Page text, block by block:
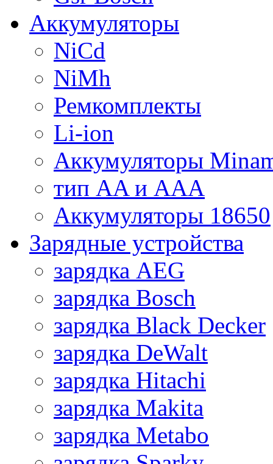
Аккумуляторы
NiCd
NiMh
Ремкомплекты
Li-ion
Аккумуляторы
тип AA и AAA
Аккумуляторы 18650
Зарядные устройства
зарядка AEG
зарядка Bosch
зарядка Black Decker
зарядка DeWalt
зарядка Hitachi
зарядка Makita
зарядка Metabo